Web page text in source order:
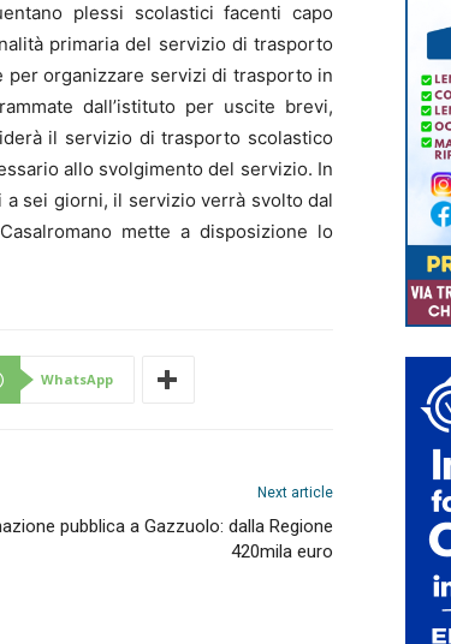
plessi scolastici facenti capo
primaria del servizio di trasporto
per organizzare servizi di trasporto in
dall’istituto per uscite brevi,
il servizio di trasporto scolastico
allo svolgimento del servizio. In
sei giorni, il servizio verrà svolto dal
mette a disposizione lo
WhatsApp
Next article
pubblica a Gazzuolo: dalla Regione
420mila euro